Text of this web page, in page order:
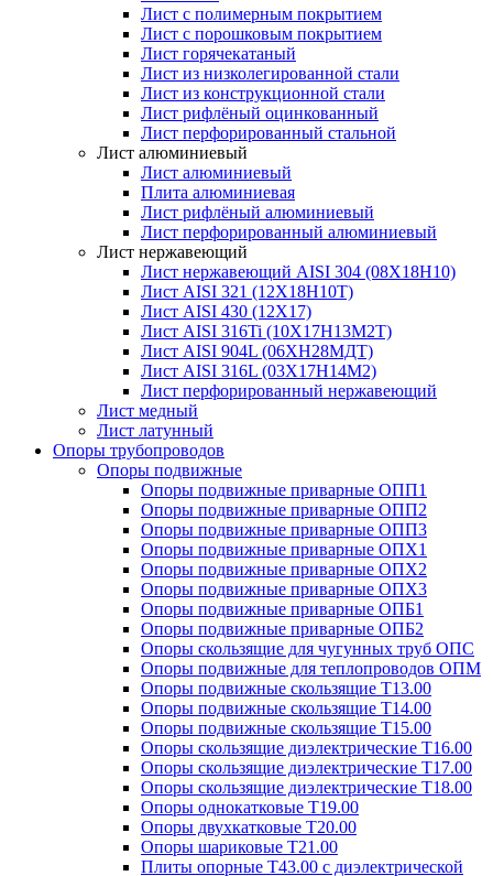
Лист с полимерным покрытием
Лист с порошковым покрытием
Лист горячекатаный
Лист из низколегированной стали
Лист из конструкционной стали
Лист рифлёный оцинкованный
Лист перфорированный стальной
Лист алюминиевый
Лист алюминиевый
Плита алюминиевая
Лист рифлёный алюминиевый
Лист перфорированный алюминиевый
Лист нержавеющий
Лист нержавеющий AISI 304 (08Х18Н10)
Лист AISI 321 (12Х18Н10Т)
Лист AISI 430 (12Х17)
Лист AISI 316Ti (10Х17Н13М2Т)
Лист AISI 904L (06ХН28МДТ)
Лист AISI 316L (03Х17Н14М2)
Лист перфорированный нержавеющий
Лист медный
Лист латунный
Опоры трубопроводов
Опоры подвижные
Опоры подвижные приварные ОПП1
Опоры подвижные приварные ОПП2
Опоры подвижные приварные ОПП3
Опоры подвижные приварные ОПХ1
Опоры подвижные приварные ОПХ2
Опоры подвижные приварные ОПХ3
Опоры подвижные приварные ОПБ1
Опоры подвижные приварные ОПБ2
Опоры скользящие для чугунных труб ОПС
Опоры подвижные для теплопроводов ОПМ
Опоры подвижные скользящие Т13.00
Опоры подвижные скользящие Т14.00
Опоры подвижные скользящие Т15.00
Опоры скользящие диэлектрические Т16.00
Опоры скользящие диэлектрические Т17.00
Опоры скользящие диэлектрические Т18.00
Опоры однокатковые Т19.00
Опоры двухкатковые Т20.00
Опоры шариковые Т21.00
Плиты опорные Т43.00 с диэлектрической